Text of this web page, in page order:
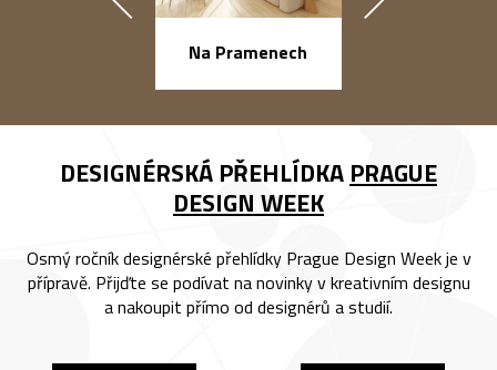
Na Pramenech
DESIGNÉRSKÁ PŘEHLÍDKA PRAGUE
DESIGN WEEK
Osmý ročník designérské přehlídky Prague Design Week je v
přípravě. Přijďte se podívat na novinky v kreativním designu
a nakoupit přímo od designérů a studií.